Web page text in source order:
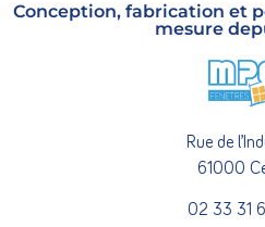
Conception, fabrication et
mesure
Rue de
61000
02 33 31